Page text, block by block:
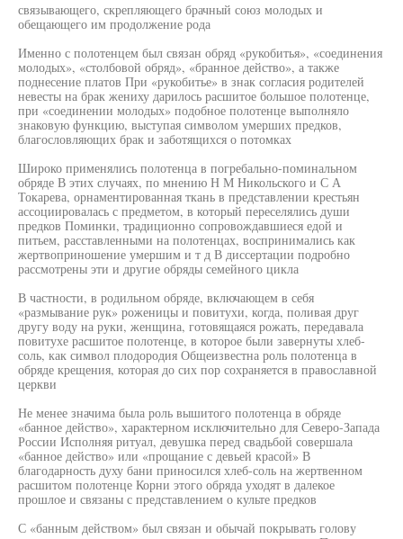
связывающего, скрепляющего брачный союз молодых и
обещающего им продолжение рода
Именно с полотенцем был связан обряд «рукобитья», «соединения
молодых», «столбовой обряд», «бранное действо», а также
поднесение платов При «рукобитье» в знак согласия родителей
невесты на брак жениху дарилось расшитое большое полотенце,
при «соединении молодых» подобное полотенце выполняло
знаковую функцию, выступая символом умерших предков,
благословляющих брак и заботящихся о потомках
Широко применялись полотенца в погребально-поминальном
обряде В этих случаях, по мнению Н М Никольского и С А
Токарева, орнаментированная ткань в представлении крестьян
ассоциировалась с предметом, в который переселялись души
предков Поминки, традиционно сопровождавшиеся едой и
питьем, расставленными на полотенцах, воспринимались как
жертвоприношение умершим и т д В диссертации подробно
рассмотрены эти и другие обряды семейного цикла
В частности, в родильном обряде, включающем в себя
«размывание рук» роженицы и повитухи, когда, поливая друг
другу воду на руки, женщина, готовящаяся рожать, передавала
повитухе расшитое полотенце, в которое были завернуты хлеб-
соль, как символ плодородия Общеизвестна роль полотенца в
обряде крещения, которая до сих пор сохраняется в православной
церкви
Не менее значима была роль вышитого полотенца в обряде
«банное действо», характерном исключительно для Северо-Запада
России Исполняя ритуал, девушка перед свадьбой совершала
«банное действо» или «прощание с девьей красой» В
благодарность духу бани приносился хлеб-соль на жертвенном
расшитом полотенце Корни этого обряда уходят в далекое
прошлое и связаны с представлением о культе предков
С «банным действом» был связан и обычай покрывать голову